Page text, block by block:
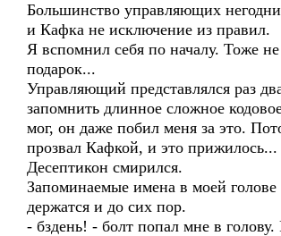
Большинство управляющих
и Кафка не исключение из правил.
Я вспомнил себя по началу. Тоже не
подарок...
Управляющий представлялся раз
запомнить длинное сложное
мог, он даже побил меня за это.
прозвал Кафкой, и это прижилось...
Десептикон смирился.
Запоминаемые имена в моей голове
держатся и до сих пор.
- бздень! - болт попал мне в голову.